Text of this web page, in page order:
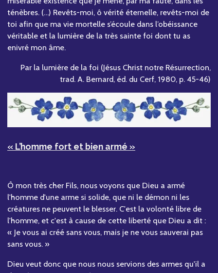
ténèbres. (…) Revêts-moi, ô vérité éternelle, revêts-moi de
toi afin que ma vie mortelle s’écoule dans l’obéissance
véritable et la lumière de la très sainte foi dont tu as
enivré mon âme.
Par la lumière de la foi (Jésus Christ notre Résurrection,
trad. A. Bernard, éd. du Cerf, 1980, p. 45-46)
« L’homme fort et bien armé »
Ô mon très cher Fils, nous voyons que Dieu a armé
l'homme d'une arme si solide, que ni le démon ni les
créatures ne peuvent le blesser. C'est la volonté libre de
l'homme, et c'est à cause de cette liberté que Dieu a dit :
« Je vous ai créé sans vous, mais je ne vous sauverai pas
sans vous. »
Dieu veut donc que nous nous servions des armes qu'il a